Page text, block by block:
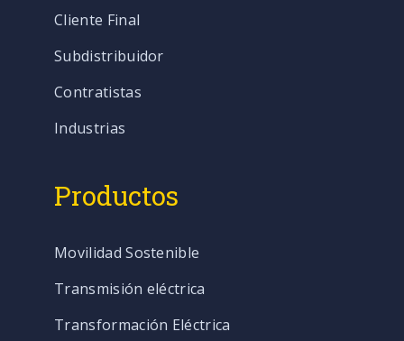
Cliente Final
Subdistribuidor
Contratistas
Industrias
Productos
Movilidad Sostenible
Transmisión eléctrica
Transformación Eléctrica